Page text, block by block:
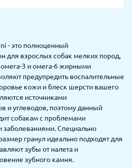
- это полноценный
для взрослых собак мелких пород,
омега-3 и омега-6 жирными
предупредить воспалительные
кожи и блеск шерсти вашего
источниками
и углеводов, поэтому данный
собакам с проблемами
Специально
гранул идеально подходят для
зубы от налета и
зубного камня.